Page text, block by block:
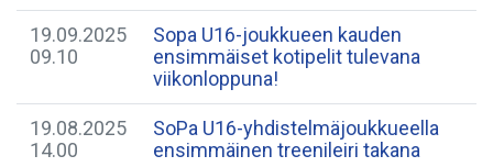
19.09.2025
09.10
Sopa U16-joukkueen kauden
ensimmäiset kotipelit tulevana
viikonloppuna!
19.08.2025
14.00
SoPa U16-yhdistelmäjoukkueella
ensimmäinen treenileiri takana